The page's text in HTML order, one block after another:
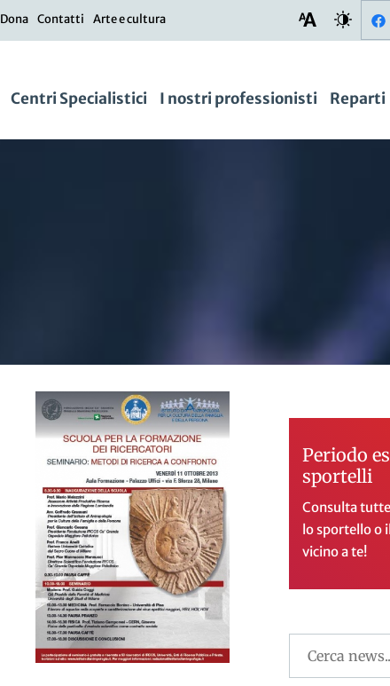
Dona Contatti Arte e cultura
Centri Specialistici I nostri professionisti Reparti
Periodo
sportelli
Consulta
lo sportello o
vicino a te!